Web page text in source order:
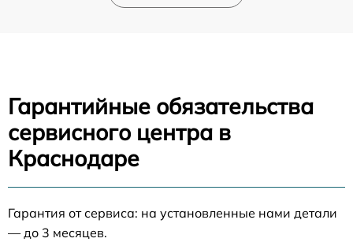
Гарантийные обязательства
сервисного центра в
Краснодаре
Гарантия от сервиса: на установленные нами детали
— до 3 месяцев.